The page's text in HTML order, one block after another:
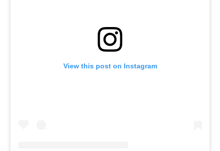
View this post on Instagram